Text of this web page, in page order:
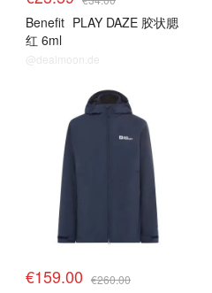
Benefit PLAY DAZE 胶状腮
红 6ml
@dealmoon.de
€159.00 €260.00